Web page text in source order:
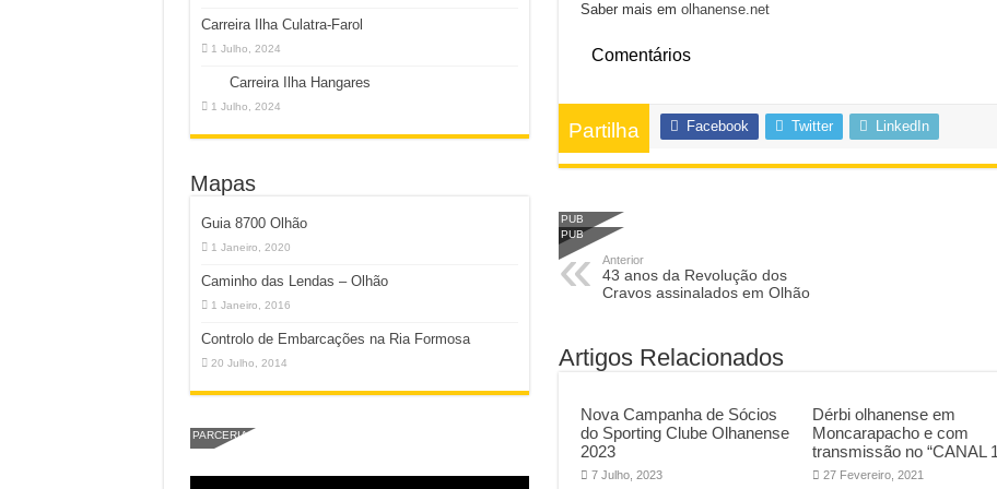
Saber mais em olhanense.net
Comentários
Partilha Facebook Twitter LinkedIn
PUB
PUB
Anterior
43 anos da Revolução dos
Cravos assinalados em Olhão
Artigos Relacionados
Nova Campanha de Sócios
do Sporting Clube Olhanense
2023
7 Julho, 2023
Dérbi olhanense em
Moncarapacho e com
transmissão no “CANAL
27 Fevereiro, 2021
Carreira Ilha Culatra-Farol
1 Julho, 2024
Carreira Ilha Hangares
1 Julho, 2024
Mapas
Guia 8700 Olhão
1 Janeiro, 2020
Caminho das Lendas – Olhão
1 Janeiro, 2016
Controlo de Embarcações na Ria Formosa
20 Julho, 2014
PARCERIA